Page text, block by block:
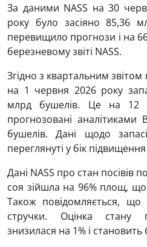
За даними NASS на 30
року було засіяно 85,36
перевищило прогнози і на
березневому звіті NASS.
Згідно з квартальним
на 1 червня 2026 року
млрд бушелів. Це на 12
прогнозовані
бушелів. Дані щодо
переглянуті у бік
Дані NASS про стан посівів
соя зійшла на 96% площ,
Також повідомляється, що
стручки. Оцінка стану
знизилася на 1% і становить